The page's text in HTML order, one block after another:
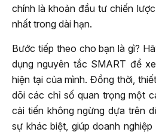
chính là khoản đầu tư chiến
nhất trong dài hạn.
Bước tiếp theo cho bạn là gì?
dụng nguyên tắc SMART để
hiện tại của mình. Đồng thời,
dõi các chỉ số quan trọng một
cải tiến không ngừng dựa trên
sự khác biệt, giúp doanh